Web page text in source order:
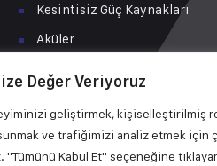
Değer Veriyoruz
geliştirmek, kişiselleştirilmiş
ve trafiğimizi analiz etmek için
"Tümünü Kabul Et" seçeneğine
Kesintisiz Güç Kaynakları
Aküler
Solar Enerji Çözümleri
Bakım & Servis